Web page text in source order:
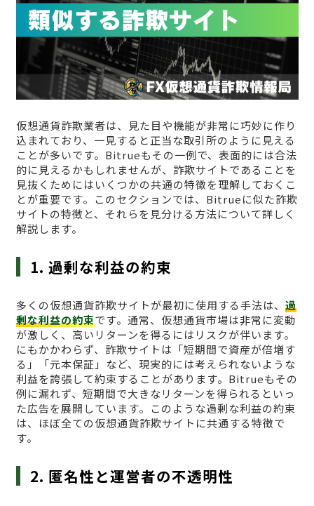
仮想通貨詐欺業者は、見た目や機能が非常に巧妙に作り
込まれており、一見すると正当な取引所のように見える
ことが多いです。Bitrueもその一例で、表面的には合法
的に見えるかもしれませんが、詐欺サイトであることを
見抜くためにはいくつかの共通の特徴を理解しておくこ
とが重要です。このセクションでは、Bitrueに似た詐欺
サイトの特徴と、それらを見分ける方法について詳しく
解説します。
1. 過剰な利益の約束
多くの仮想通貨詐欺サイトが最初に使用する手法は、 過
剰な利益の約束です。通常、仮想通貨市場は非常に変動
が激しく、高いリターンを得るにはリスクが伴います。
にもかかわらず、詐欺サイトは「短期間で資産が倍増す
る」「元本保証」など、現実的には考えられないような
利益を誇張して約束することがあります。Bitrueもその
例に漏れず、短期間で大きなリターンを得られるといっ
た広告を展開しています。このような過剰な利益の約束
は、ほぼ全ての仮想通貨詐欺サイトに共通する特徴で
す。
2. 匿名性と運営者の不透明性